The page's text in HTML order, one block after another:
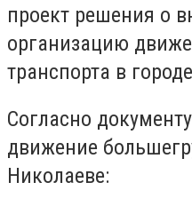
проект решения о
организацию
транспорта в
Согласно
движение
Николаеве: